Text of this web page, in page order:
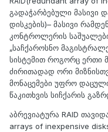
გადაჭარბებული მასივი
დისკების)– მასივი
კონტროლერის
„საჩქაროსნო
სისტემით როგორც ერთი
ძირითადად ორი
მონაცემები უფრო
წაკითხვის სიჩქარის
აბრევიატურა RAID
arrays of inexpensive